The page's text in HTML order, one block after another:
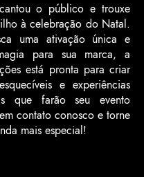
o público e trouxe
à celebração do Natal.
uma ativação única e
para sua marca, a
está pronta para criar
e experiências
que farão seu evento
contato conosco e torne
mais especial!